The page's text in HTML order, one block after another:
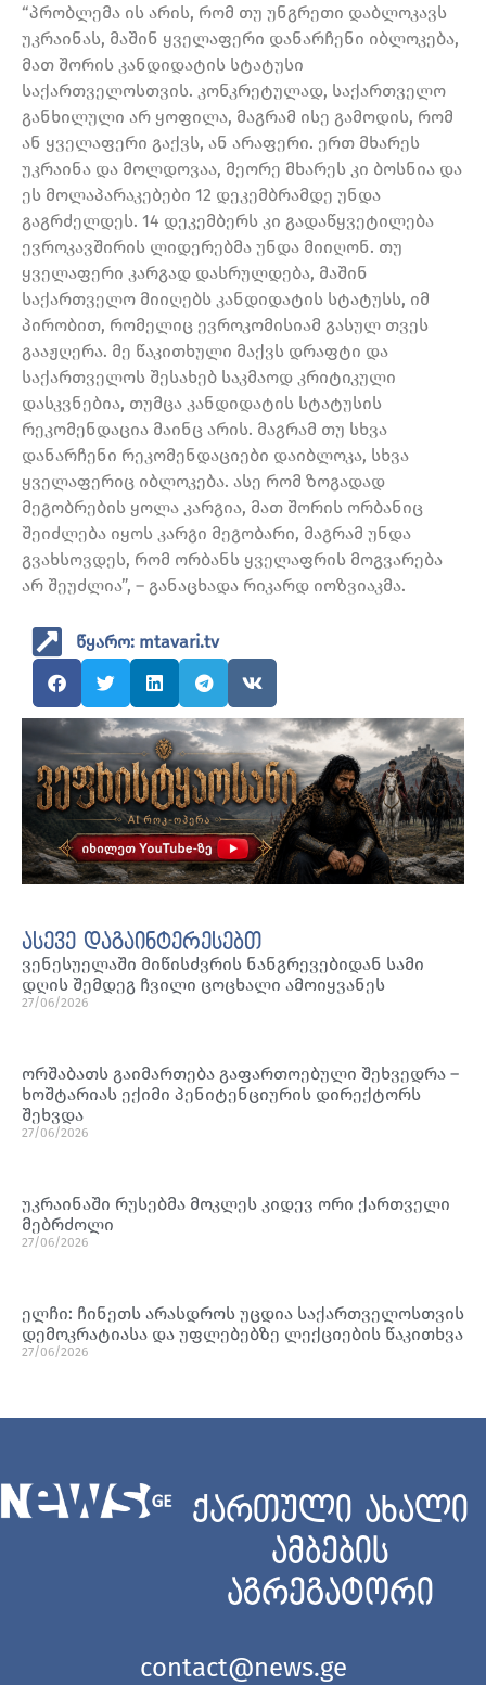
“პრობლემა ის არის, რომ თუ უნგრეთი დაბლოკავს
უკრაინას, მაშინ ყველაფერი დანარჩენი იბლოკება,
მათ შორის კანდიდატის სტატუსი
საქართველოსთვის. კონკრეტულად, საქართველო
განხილული არ ყოფილა, მაგრამ ისე გამოდის, რომ
ან ყველაფერი გაქვს, ან არაფერი. ერთ მხარეს
უკრაინა და მოლდოვაა, მეორე მხარეს კი ბოსნია და
ეს მოლაპარაკებები 12 დეკემბრამდე უნდა
გაგრძელდეს. 14 დეკემბერს კი გადაწყვეტილება
ევროკავშირის ლიდერებმა უნდა მიიღონ. თუ
ყველაფერი კარგად დასრულდება, მაშინ
საქართველო მიიღებს კანდიდატის სტატუსს, იმ
პირობით, რომელიც ევროკომისიამ გასულ თვეს
გააჟღერა. მე წაკითხული მაქვს დრაფტი და
საქართველოს შესახებ საკმაოდ კრიტიკული
დასკვნებია, თუმცა კანდიდატის სტატუსის
რეკომენდაცია მაინც არის. მაგრამ თუ სხვა
დანარჩენი რეკომენდაციები დაიბლოკა, სხვა
ყველაფერიც იბლოკება. ასე რომ ზოგადად
მეგობრების ყოლა კარგია, მათ შორის ორბანიც
შეიძლება იყოს კარგი მეგობარი, მაგრამ უნდა
გვახსოვდეს, რომ ორბანს ყველაფრის მოგვარება
არ შეუძლია”, – განაცხადა რიკარდ იოზვიაკმა.
წყარო: mtavari.tv
ასევე დაგაინტერესებთ
ვენესუელაში მიწისძვრის ნანგრევებიდან სამი
დღის შემდეგ ჩვილი ცოცხალი ამოიყვანეს
27/06/2026
ორშაბათს გაიმართება გაფართოებული შეხვედრა –
ხოშტარიას ექიმი პენიტენციურის დირექტორს
შეხვდა
27/06/2026
უკრაინაში რუსებმა მოკლეს კიდევ ორი ქართველი
მებრძოლი
27/06/2026
ელჩი: ჩინეთს არასდროს უცდია საქართველოსთვის
დემოკრატიასა და უფლებებზე ლექციების წაკითხვა
27/06/2026
ქართული ახალი
ამბების
აგრეგატორი
contact@news.ge